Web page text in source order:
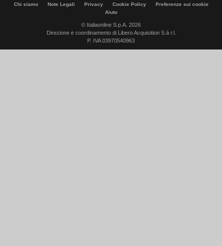
Chi siamo Note Legali Privacy Cookie Policy
Preferenze sui cookie
Aiuto
© Italiaonline S.p.A. 2026
Direzione e coordinamento di Libero Acquisition S.á r.l.
P. IVA 03970540963